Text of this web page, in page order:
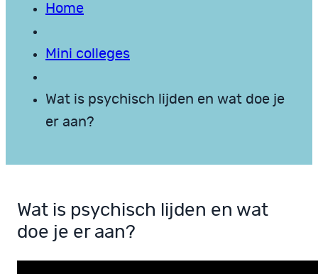
Home
Mini colleges
Wat is psychisch lijden en wat doe je
er aan?
Wat is psychisch lijden en wat
doe je er aan?